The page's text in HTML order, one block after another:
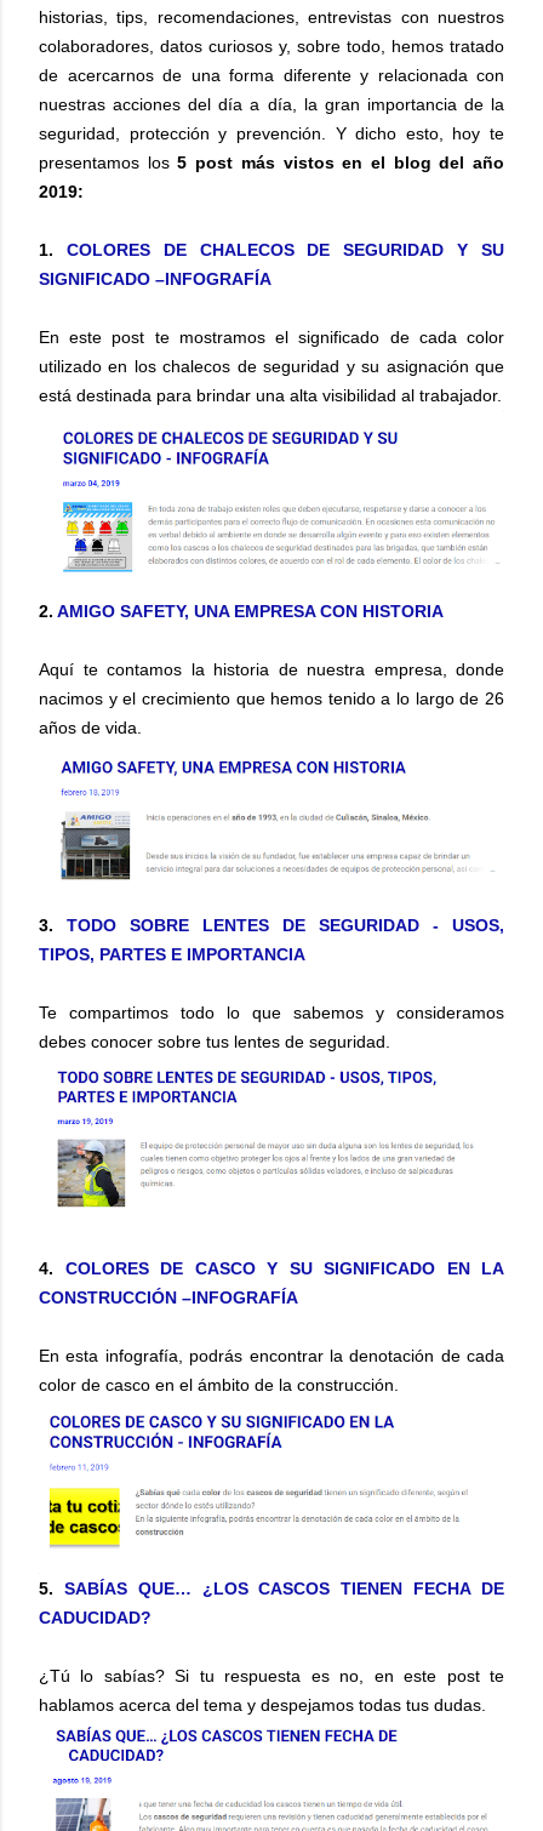
historias, tips, recomendaciones, entrevistas con nuestros
colaboradores, datos curiosos y, sobre todo, hemos tratado
de acercarnos de una forma diferente y relacionada con
nuestras acciones del día a día, la gran importancia de la
seguridad, protección y prevención. Y dicho esto, hoy te
presentamos los5 post más vistos en el blog del año
2019:
1. COLORES DE CHALECOS DE SEGURIDAD Y SU
SIGNIFICADO –INFOGRAFÍA
En este post te mostramos el significado de cada color
utilizado en los chalecos de seguridad y su asignación que
está destinada para brindar una alta visibilidad al trabajador.
2. AMIGO SAFETY, UNA EMPRESA CON HISTORIA
Aquí te contamos la historia de nuestra empresa, donde
nacimos y el crecimiento que hemos tenido a lo largo de 26
años de vida.
3. TODO SOBRE LENTES DE SEGURIDAD - USOS,
TIPOS, PARTES E IMPORTANCIA
Te compartimos todo lo que sabemos y consideramos
debes conocer sobre tus lentes de seguridad.
4. COLORES DE CASCO Y SU SIGNIFICADO EN LA
CONSTRUCCIÓN –INFOGRAFÍA
En esta infografía, podrás encontrar la denotación de cada
color de casco en el ámbito de la construcción.
5. SABÍAS QUE… ¿LOS CASCOS TIENEN FECHA DE
CADUCIDAD?
¿Tú lo sabías? Si tu respuesta es no, en este post te
hablamos acerca del tema y despejamos todas tus dudas.